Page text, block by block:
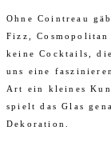
Ohne Cointreau
Fizz, Cosmopolitan
keine Cocktails,
uns eine
Art ein kleines
spielt das Glas
Dekoration.